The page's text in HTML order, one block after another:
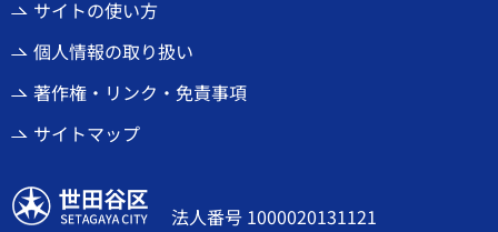
サイトの使い方
個人情報の取り扱い
著作権・リンク・免責事項
サイトマップ
世田谷区
法人番号 1000020131121